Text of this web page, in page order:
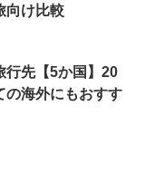
向け比較
行先【5か国】20
の海外にもおすす